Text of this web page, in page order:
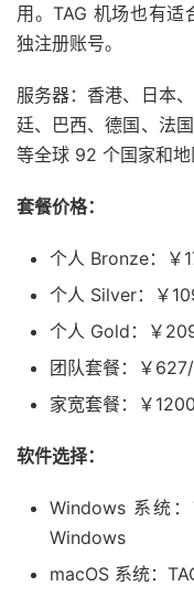
用。TAG 机场也有
独注册账号。
服务器：香港、日本
廷、巴西、德国、法
等全球 92 个国家和地
套餐价格：
个人 Bronze：￥
个人 Silver：￥
个人 Gold：￥
团队套餐：￥
家宽套餐：￥
软件选择：
Windows 系统
Windows
macOS 系统：